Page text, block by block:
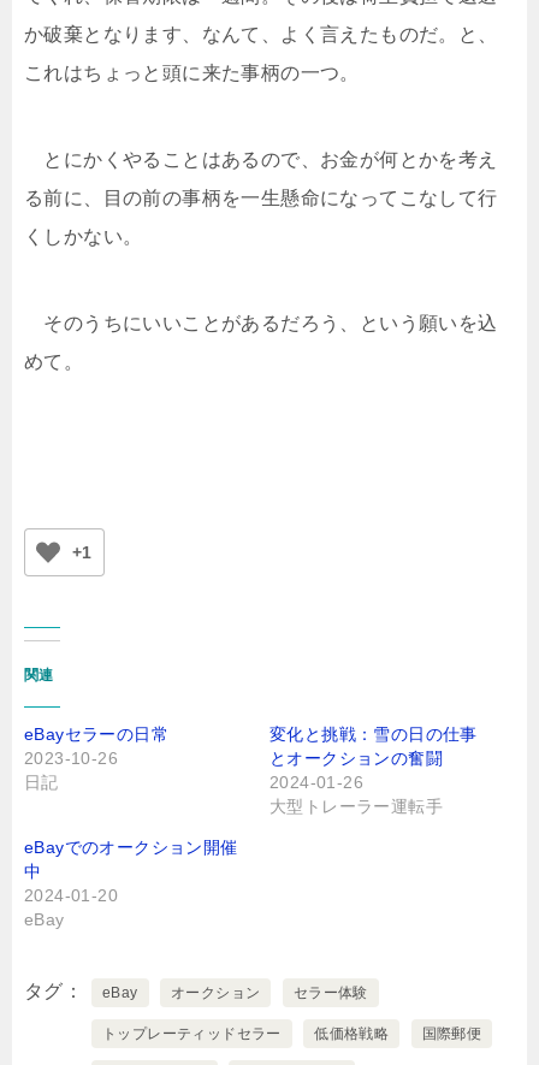
か破棄となります、なんて、よく言えたものだ。と、
これはちょっと頭に来た事柄の一つ。
とにかくやることはあるので、お金が何とかを考え
る前に、目の前の事柄を一生懸命になってこなして行
くしかない。
そのうちにいいことがあるだろう、という願いを込
めて。
+1
関連
eBayセラーの日常
2023-10-26
日記
変化と挑戦：雪の日の仕事
とオークションの奮闘
2024-01-26
大型トレーラー運転手
eBayでのオークション開催
中
2024-01-20
eBay
タグ eBay オークション セラー体験
トップレーティッドセラー 低価格戦略 国際郵便